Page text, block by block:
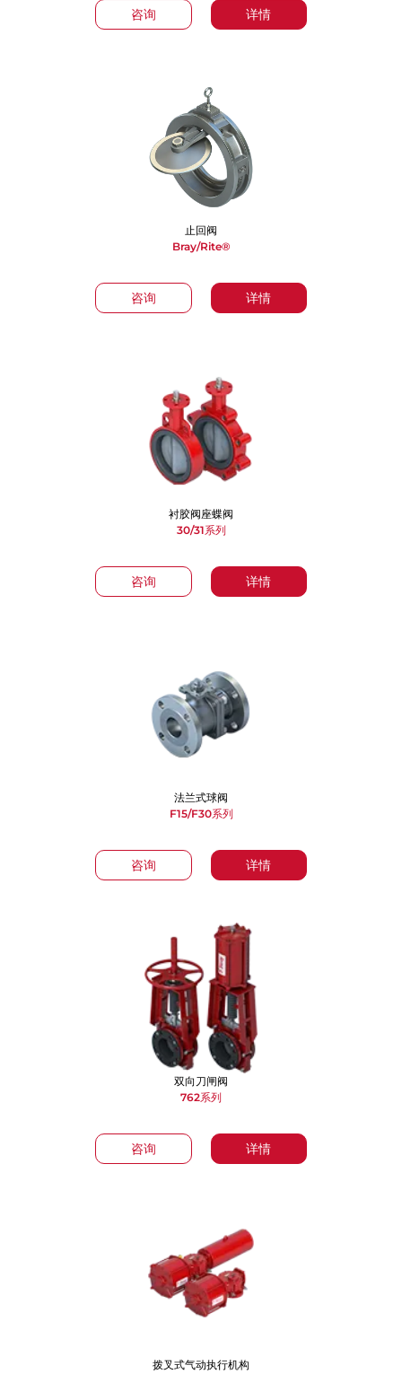
咨询 详情
咨询 详情
止回阀
Bray/Rite®
咨询 详情
衬胶阀座蝶阀
30/31系列
咨询 详情
法兰式球阀
F15/F30系列
咨询 详情
双向刀闸阀
762系列
拨叉式气动执行机构